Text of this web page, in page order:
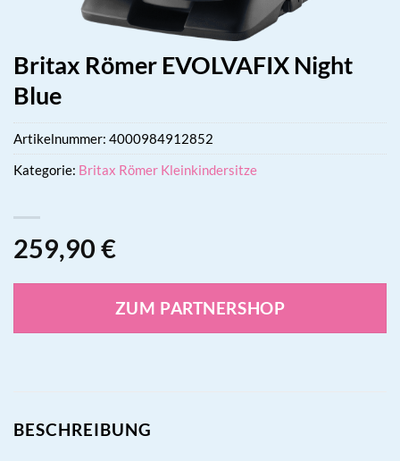
Britax Römer EVOLVAFIX Night
Blue
259,90 €
ZUM PARTNERSHOP
Artikelnummer: 4000984912852
Kategorie: Britax Römer Kleinkindersitze
BESCHREIBUNG